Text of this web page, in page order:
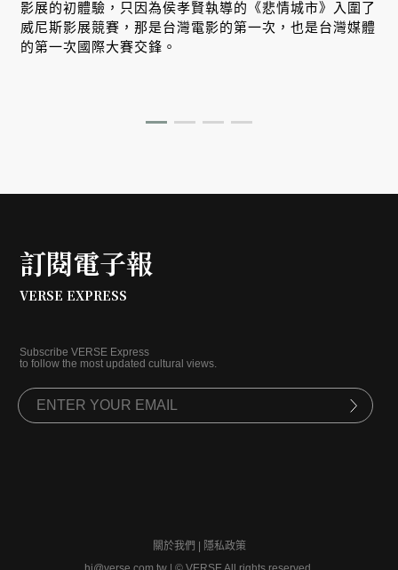
影展的初體驗，只因為侯孝賢執導的《悲情城市》入圍了
威尼斯影展競賽，那是台灣電影的第一次，也是台灣媒體
的第一次國際大賽交鋒。
訂閱電子報
VERSE EXPRESS
Subscribe VERSE Express
to follow the most updated cultural views.
關於我們
隱私政策